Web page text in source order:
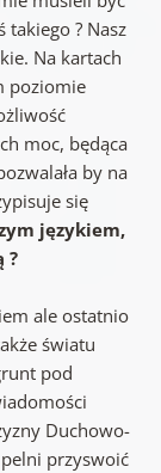
? Nasz
Na kartach
poziomie
moc, będąca
by na
się
językiem,
?
ale ostatnio
światu
pod
Duchowo-
przyswoić